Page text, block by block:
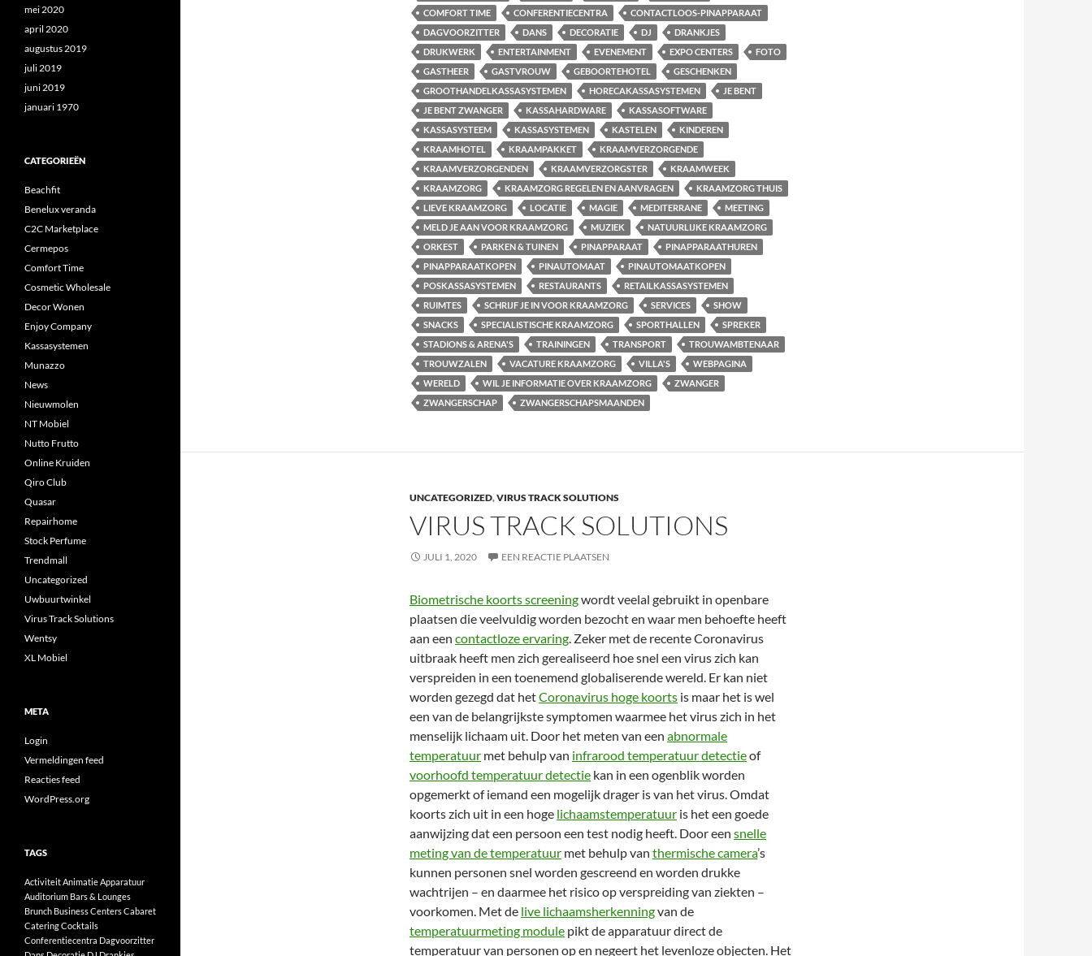
COMFORT TIME
CONFERENTIECENTRA
CONTACTLOOS-PINAPPARAAT
DAGVOORZITTER
DANS DECORATIE DJ
DRANKJES
DRUKWERK
ENTERTAINMENT EVENEMENT EXPO CENTERS
FOTO
GASTHEER
GASTVROUW GEBOORTEHOTEL
GESCHENKEN
GROOTHANDELKASSASYSTEMEN
HORECAKASSASYSTEMEN
JE BENT
JE BENT ZWANGER
KASSAHARDWARE
KASSASOFTWARE
KASSASYSTEEM
KASSASYSTEMEN KASTELEN
KINDEREN
KRAAMHOTEL
KRAAMPAKKET
KRAAMVERZORGENDE
KRAAMVERZORGENDEN
KRAAMVERZORGSTER
KRAAMWEEK
KRAAMZORG
KRAAMZORG REGELEN EN AANVRAGEN
KRAAMZORG THUIS
LIEVE KRAAMZORG
LOCATIE MAGIE MEDITERRANE
MEETING
MELD JE AAN VOOR KRAAMZORG
MUZIEK
NATUURLIJKE KRAAMZORG
ORKEST
PARKEN & TUINEN PINAPPARAAT
PINAPPARAATHUREN
PINAPPARAATKOPEN
PINAUTOMAAT
PINAUTOMAATKOPEN
POSKASSASYSTEMEN
RESTAURANTS
RETAILKASSASYSTEMEN
RUIMTES
SCHRIJF JE IN VOOR KRAAMZORG SERVICES
SHOW
SNACKS
SPECIALISTISCHE KRAAMZORG SPORTHALLEN
SPREKER
STADIONS & ARENA'S
TRAININGEN TRANSPORT
TROUWAMBTENAAR
TROUWZALEN
VACATURE KRAAMZORG VILLA'S
WEBPAGINA
WERELD
WIL JE INFORMATIE OVER KRAAMZORG
ZWANGER
ZWANGERSCHAP
ZWANGERSCHAPSMAANDEN
UNCATEGORIZED,VIRUS TRACK SOLUTIONS
VIRUS TRACK SOLUTIONS
JULI 1, 2020 EEN REACTIE PLAATSEN
Biometrische koorts screeningwordt veelal gebruikt in openbare
plaatsen die veelvuldig worden bezocht en waar men behoefte heeft
aan een contactloze ervaring. Zeker met de recente Coronavirus
uitbraak heeft men zich gerealiseerd hoe snel een virus zich kan
verspreiden in een toenemend globaliserende wereld. Er kan niet
worden gezegd dat hetCoronavirus hoge koorts is maar het is wel
een van de belangrijkste symptomen waarmee het virus zich in het
menselijk lichaam uit. Door het meten van een abnormale
temperatuur met behulp van infrarood temperatuur detectieof
voorhoofd temperatuur detectie kan in een ogenblik worden
opgemerkt of iemand een mogelijk drager is van het virus. Omdat
koorts zich uit in een hoge lichaamstemperatuur is het een goede
aanwijzing dat een persoon een test nodig heeft. Door een snelle
meting van de temperatuur met behulp van thermische camera’s
kunnen personen snel worden gescreend en worden drukke
wachtrijen – en daarmee het risico op verspreiding van ziekten –
voorkomen. Met de live lichaamsherkenningvan de
temperatuurmeting module pikt de apparatuur direct de
temperatuur van personen op en negeert het levenloze objecten. Het
mei 2020
april 2020
augustus 2019
juli 2019
juni 2019
januari 1970
CATEGORIEËN
Beachfit
Benelux veranda
C2C Marketplace
Cermepos
Comfort Time
Cosmetic Wholesale
Decor Wonen
Enjoy Company
Kassasystemen
Munazzo
News
Nieuwmolen
NT Mobiel
Nutto Frutto
Online Kruiden
Qiro Club
Quasar
Repairhome
Stock Perfume
Trendmall
Uncategorized
Uwbuurtwinkel
Virus Track Solutions
Wentsy
XL Mobiel
META
Login
Vermeldingen feed
Reacties feed
WordPress.org
TAGS
ActiviteitAnimatieApparatuur
Auditorium Bars & Lounges
Brunch Business CentersCabaret
CateringCocktails
Conferentiecentra Dagvoorzitter